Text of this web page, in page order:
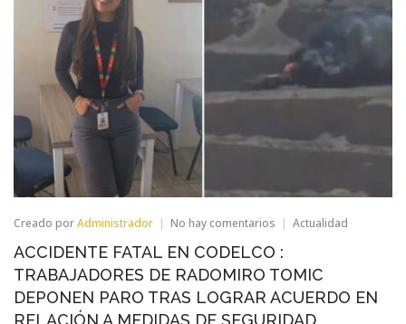
Creado porAdministrador No hay comentarios en
FATAL
EN
CODELCO
:
TRABAJADORES
Actualidad
ACCIDENTE FATAL EN CODELCO :
TRABAJADORES DE RADOMIRO TOMIC
DEPONEN PARO TRAS LOGRAR ACUERDO EN
RELACIÓN A MEDIDAS DE SEGURIDAD